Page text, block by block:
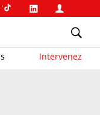
Intervenez